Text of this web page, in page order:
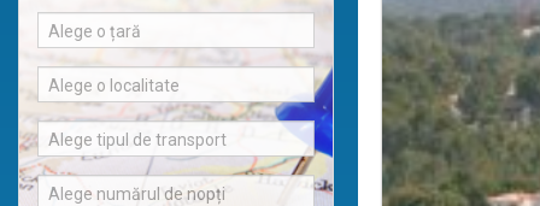
Alege o țară
Alege o localitate
Alege tipul de transport
Alege numărul de nopți